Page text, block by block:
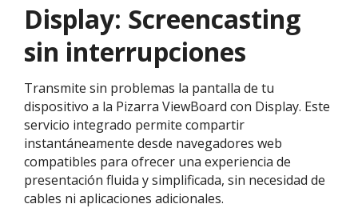
Display: Screencasting
sin interrupciones
Transmite sin problemas la pantalla de tu
dispositivo a la Pizarra ViewBoard con Display. Este
servicio integrado permite compartir
instantáneamente desde navegadores web
compatibles para ofrecer una experiencia de
presentación fluida y simplificada, sin necesidad de
cables ni aplicaciones adicionales.